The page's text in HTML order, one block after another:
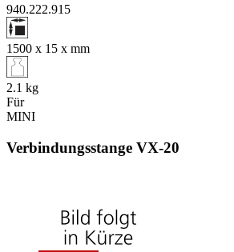
940.222.915
1500 x 15 x mm
2.1 kg
Für
MINI
Verbindungsstange VX‑20